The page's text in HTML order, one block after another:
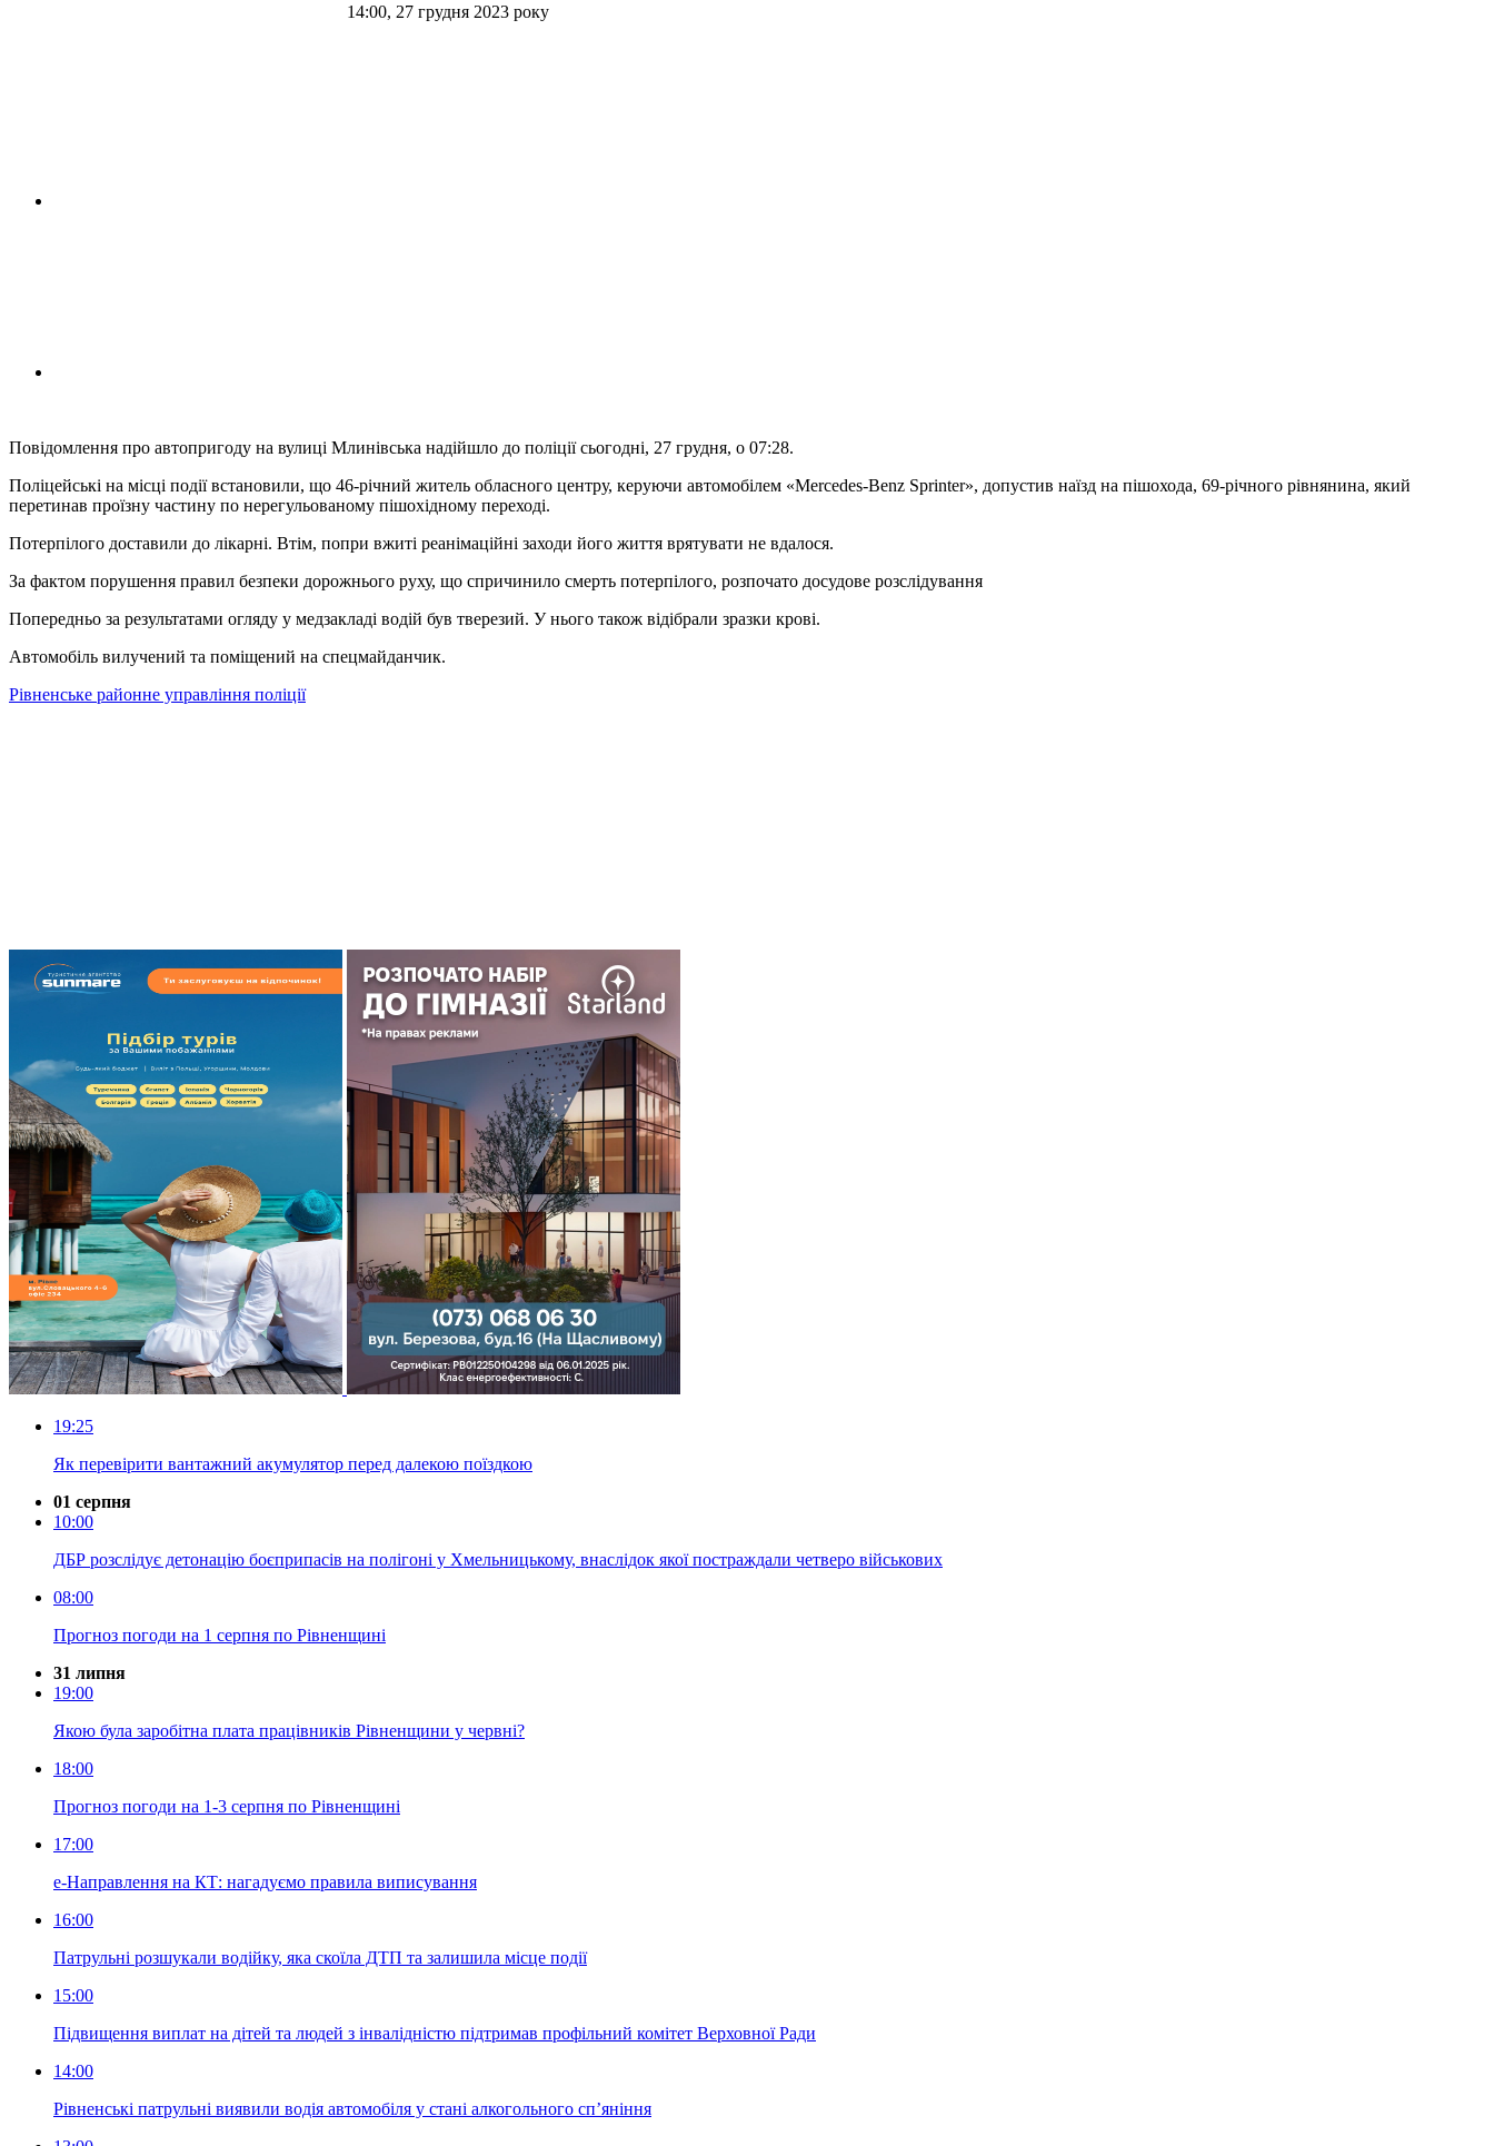
14:00, 27 грудня 2023 року
Повідомлення про автопригоду на вулиці Млинівська надійшло до поліції сьогодні, 27 грудня, о 07:28.
Поліцейські на місці події встановили, що 46-річний житель обласного центру, керуючи автомобілем «Mercedes-Benz Sprinter», допустив наїзд на пішохода, 69-річного рівнянина, який
перетинав проїзну частину по нерегульованому пішохідному переході.
Потерпілого доставили до лікарні. Втім, попри вжиті реанімаційні заходи його життя врятувати не вдалося.
За фактом порушення правил безпеки дорожнього руху, що спричинило смерть потерпілого, розпочато досудове розслідування
Попередньо за результатами огляду у медзакладі водій був тверезий. У нього також відібрали зразки крові.
Автомобіль вилучений та поміщений на спецмайданчик.
Рівненське районне управління поліції
19:25
Як перевірити вантажний акумулятор перед далекою поїздкою
01 серпня
10:00
ДБР розслідує детонацію боєприпасів на полігоні у Хмельницькому, внаслідок якої постраждали четверо військових
08:00
Прогноз погоди на 1 серпня по Рівненщині
31 липня
19:00
Якою була заробітна плата працівників Рівненщини у червні?
18:00
Прогноз погоди на 1-3 серпня по Рівненщині
17:00
е-Направлення на КТ: нагадуємо правила виписування
16:00
Патрульні розшукали водійку, яка скоїла ДТП та залишила місце події
15:00
Підвищення виплат на дітей та людей з інвалідністю підтримав профільний комітет Верховної Ради
14:00
Рівненські патрульні виявили водія автомобіля у стані алкогольного сп’яніння